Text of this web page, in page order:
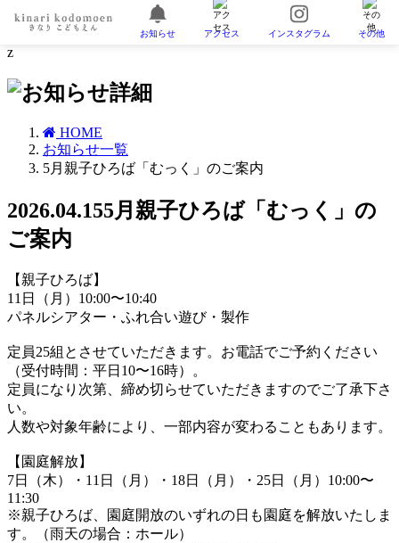
z
お知らせ アクセス インスタグラム その他
HOME
お知らせ一覧
5月親子ひろば「むっく」のご案内
2026.04.155月親子ひろば「むっく」の
ご案内
【親子ひろば】
11日（月）10:00〜10:40
パネルシアター・ふれ合い遊び・製作
定員25組 とさせていただきます。お電話でご予約ください
（受付時間：平日10〜16時）。
定員になり次第、締め切らせていただきますのでご了承下さ
い。
人数や対象年齢により、一部内容が変わることもあります。
【園庭解放】
7日（木）・11日（月）・18日（月）・25日（月）10:00〜
11:30
※親子ひろば、園庭開放のいずれの日も園庭を解放いたしま
す。（雨天の場合：ホール）